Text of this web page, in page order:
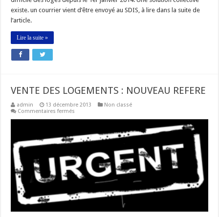
existe. un courrier vient d’être envoyé au SDIS, à lire dans la suite de
l’article.
Lire la suite »
VENTE DES LOGEMENTS : NOUVEAU REFERE
admin 13 décembre 2013
Non classé
Commentaires fermés
:
NOUVEAU